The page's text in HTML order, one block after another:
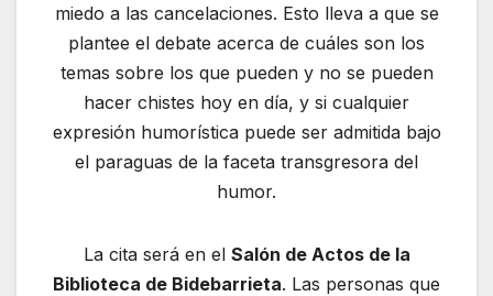
miedo a las cancelaciones. Esto lleva a que se
plantee el debate acerca de cuáles son los
temas sobre los que pueden y no se pueden
hacer chistes hoy en día, y si cualquier
expresión humorística puede ser admitida bajo
el paraguas de la faceta transgresora del
humor.
La cita será en el Salón de Actos de la
Biblioteca de Bidebarrieta. Las personas que